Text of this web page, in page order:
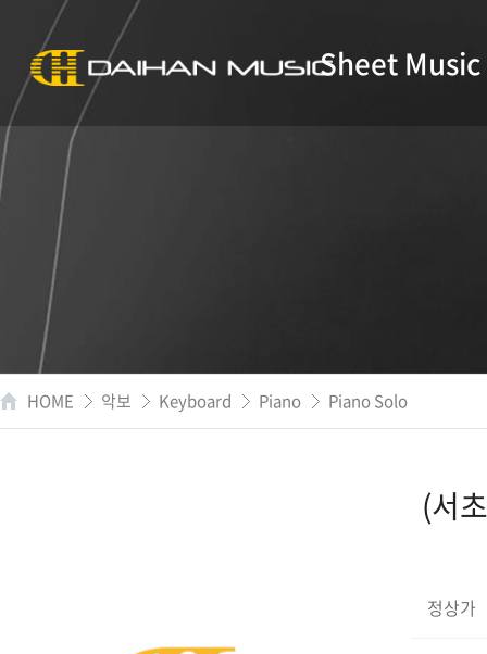
Sheet Music
HOME 악보 Keyboard Piano Piano Solo
(서
정상가